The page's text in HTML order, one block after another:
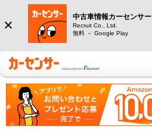
中古車情報カーセンサー
Recruit Co., Ltd.
無料 － Google Play